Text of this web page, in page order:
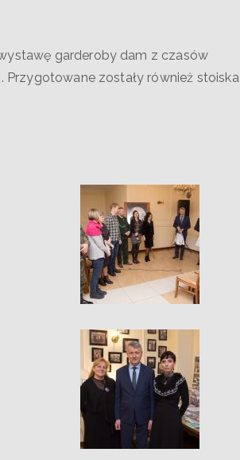
garderoby dam z czasów
zostały również stoiska